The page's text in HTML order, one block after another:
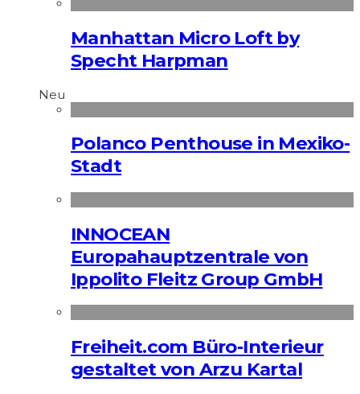
Manhattan Micro Loft by
Specht Harpman
Neu
Polanco Penthouse in Mexiko-
Stadt
INNOCEAN
Europahauptzentrale von
Ippolito Fleitz Group GmbH
Freiheit.com Büro-Interieur
gestaltet von Arzu Kartal